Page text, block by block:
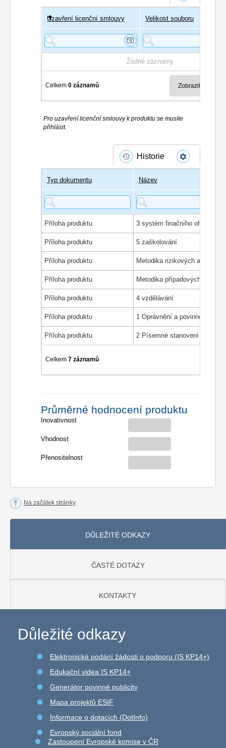
Uživatel
Uzavření licenční smlouvy Velikost souboru
Žádné záznamy
Celkem0 záznamů
Pro uzavření licenční smlouvy k produktu se musíte
přihlásit.
Historie
Typ dokumentu Název
Příloha produktu 3 systém finačního
Příloha produktu 5 zaškolování
Příloha produktu
Příloha produktu
Příloha produktu 4 vzdělávání
Příloha produktu
Příloha produktu
Celkem7 záznamů
Průměrné hodnocení produktu
Inovativnost
Vhodnost
Přenositelnost
Na začátek stránky
DŮLEŽITÉ ODKAZY
ČASTÉ DOTAZY
KONTAKTY
Důležité odkazy
Elektronické podání žádosti o podporu (IS KP14+)
Edukační videa IS KP14+
Generátor povinné publicity
Mapa projektů ESIF
Informace o dotacích (DotInfo)
Evropský sociální fond
Zastoupení Evropské komise v ČR